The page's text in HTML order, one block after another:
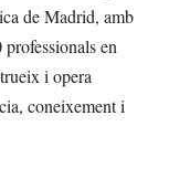
de Madrid, amb
en
i opera
coneixement i